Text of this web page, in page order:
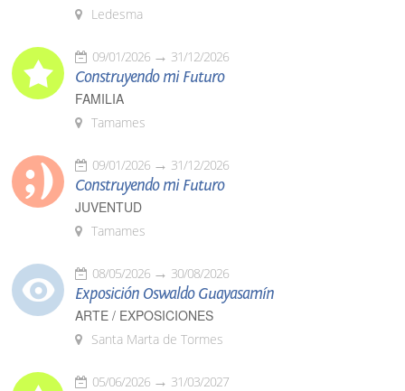
Ledesma
09/01/2026 31/12/2026
Construyendo mi Futuro
FAMILIA
Tamames
09/01/2026 31/12/2026
Construyendo mi Futuro
JUVENTUD
Tamames
08/05/2026 30/08/2026
Exposición Oswaldo Guayasamín
ARTE / EXPOSICIONES
Santa Marta de Tormes
05/06/2026 31/03/2027